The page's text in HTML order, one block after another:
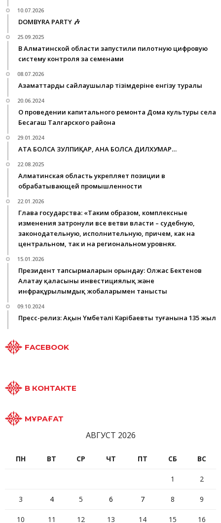
10.07.2026
DOMBYRA PARTY 🎶
25.09.2025
В Алматинской области запустили пилотную цифровую
систему контроля за семенами
08.07.2026
Азаматтарды сайлаушылар тізімдеріне енгізу туралы
20.06.2024
О проведении капитального ремонта Дома культуры села
Бесагаш Талгарского района
29.01.2024
АТА БОЛСА ЗУЛПИҚАР, АНА БОЛСА ДИЛХУМАР…
22.08.2025
Алматинская область укрепляет позиции в
обрабатывающей промышленности
22.01.2026
Глава государства: «Таким образом, комплексные
изменения затронули все ветви власти – судебную,
законодательную, исполнительную, причем, как на
центральном, так и на региональном уровнях.
15.01.2026
Президент тапсырмаларын орындау: Олжас Бектенов
Алатау қаласының инвестициялық және
инфрақұрылымдық жобаларымен танысты
09.10.2024
Пресс-релиз: Ақын Үмбетәлі Кәрібаевтың туғанына 135 жыл
FACEBOOK
В КОНТАКТЕ
МҰРАҒАТ
АВГУСТ 2026
ПН ВТ СР ЧТ ПТ СБ ВС
1 2
3 4 5 6 7 8 9
10 11 12 13 14 15 16